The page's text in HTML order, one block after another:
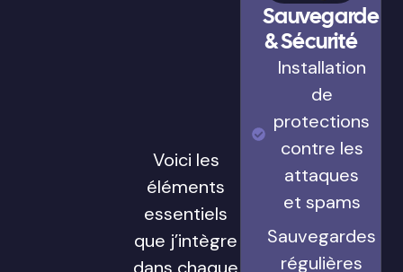
Voici les
éléments
essentiels
que j’intègre
dans chaque
Sauvegarde
& Sécurité
Installation
de
protections
contre les
attaques
et spams
Sauvegardes
régulières